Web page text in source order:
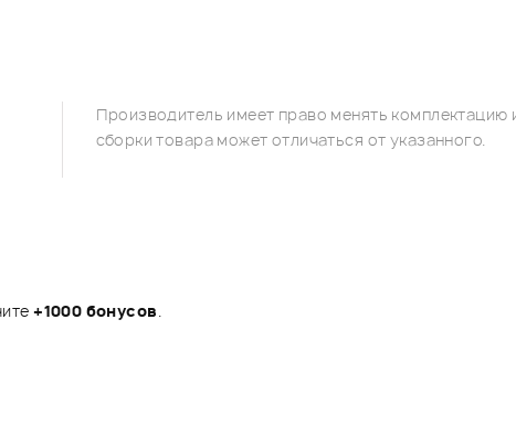
Производитель имеет право менять
сборки товара может отличаться от указанного.
+1000 бонусов.